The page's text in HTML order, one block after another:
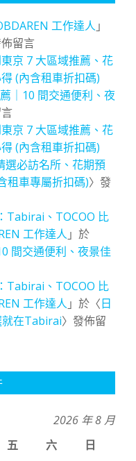
工作達人 」
留言
京 7 大區域推薦、花
(內含租車折扣碼)
｜10 間交通便利、夜
京 7 大區域推薦、花
(內含租車折扣碼)
選必訪名所、花期預
租車專屬折扣碼)〉發
Tabirai、TOCOO 比
工作達人 」於
間交通便利、夜景佳
Tabirai、TOCOO 比
工作達人 」於〈日
就在Tabirai〉發佈留
2026 年 8 月
五 六
日